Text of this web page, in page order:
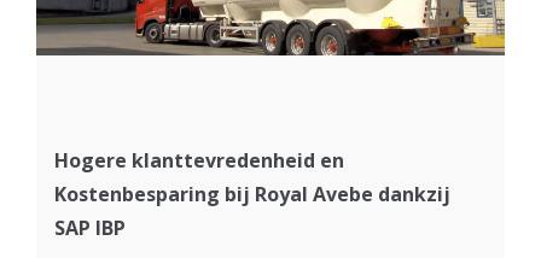
takeaways!
Hogere klanttevredenheid en
Kostenbesparing bij Royal Avebe dankzij
SAP IBP